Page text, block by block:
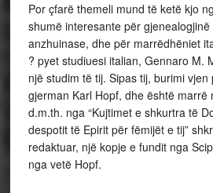
Por çfarë themeli mund të ketë kjo
shumë interesante për
anzhuinase, dhe për marrëdhëniet
? pyet studiuesi italian, Gennaro M.
një studim të tij. Sipas tij, burimi vjen
gjerman Karl Hopf, dhe është marrë
d.m.th. nga “Kujtimet e shkurtra të
despotit të Epirit për fëmijët e tij”
redaktuar, një kopje e fundit nga
nga vetë Hopf.